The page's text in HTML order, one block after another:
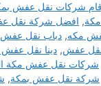
شركات نقل عفش
, افضل شركة نقل
مكه, دباب نقل
نقل عفش, دينا نقل
شركات نقل عفش مكة
شركة نقل عفش بمكة,